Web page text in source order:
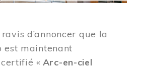
d’annoncer que la
est maintenant
« Arc-en-ciel